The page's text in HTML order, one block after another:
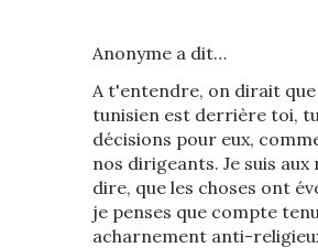
Anonyme a dit…
A t'entendre, on dirait
tunisien est derrière toi,
décisions pour eux,
nos dirigeants. Je suis
dire, que les choses ont
je penses que compte
acharnement anti-